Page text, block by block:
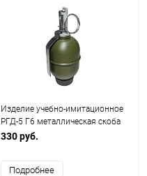
Изделие учебно-имитационное
РГД-5 Г6 металлическая скоба
A2 tech (горох)
330 руб.
Подробнее